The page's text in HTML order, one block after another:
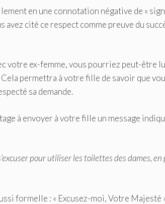
en une connotation négative de «
avez cité ce respect comme preuve du
votre ex-femme, vous pourriez peut-être
permettra à votre fille de savoir que
sa demande.
à envoyer à votre fille un message
pour utiliser les toilettes des dames,
formelle : « Excusez-moi, Votre Majesté